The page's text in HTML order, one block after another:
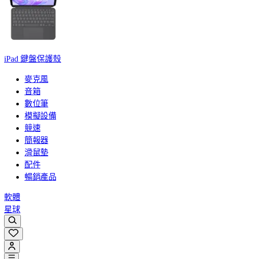
iPad 鍵盤保護殼
麥克風
音箱
數位筆
模擬設備
競速
簡報器
滑鼠墊
配件
暢銷產品
軟體
星球